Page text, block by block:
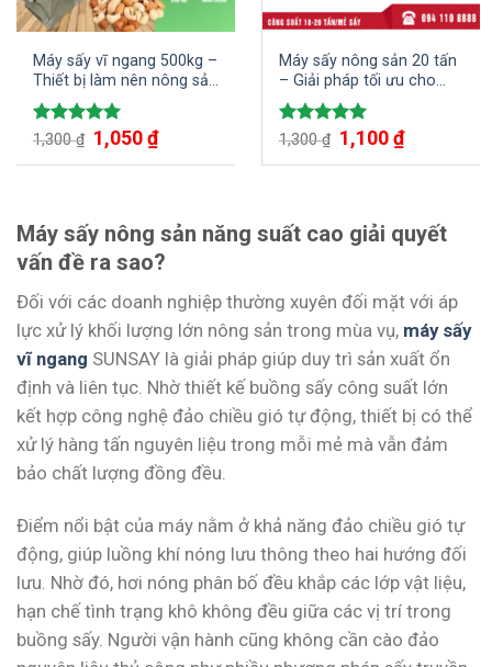
Máy sấy vĩ ngang 500kg –
Thiết bị làm nên nông sản
sấy khô chất lượng cao
Được xếp
5.00
5 sao
1,300₫ Giá
gốc
là:
1,050₫Giá
hiện
tại
Máy sấy nông sản 20 tấn
– Giải pháp tối ưu cho
sản phẩm nông nghiệp
chất lượng
Được xếp
5.00
5 sao
1,300₫ Giá
gốc
là:
1,100₫Giá
hiện
tại
Máy sấy nông sản năng suất cao giải quyết
vấn đề ra sao?
Đối với các doanh nghiệp thường xuyên đối mặt với áp
lực xử lý khối lượng lớn nông sản trong mùa vụ, máy sấy
vĩ ngang SUNSAY là giải pháp giúp duy trì sản xuất ổn
định và liên tục. Nhờ thiết kế buồng sấy công suất lớn
kết hợp công nghệ đảo chiều gió tự động, thiết bị có thể
xử lý hàng tấn nguyên liệu trong mỗi mẻ mà vẫn đảm
bảo chất lượng đồng đều.
Điểm nổi bật của máy nằm ở khả năng đảo chiều gió tự
động, giúp luồng khí nóng lưu thông theo hai hướng đối
lưu. Nhờ đó, hơi nóng phân bố đều khắp các lớp vật liệu,
hạn chế tình trạng khô không đều giữa các vị trí trong
buồng sấy. Người vận hành cũng không cần cào đảo